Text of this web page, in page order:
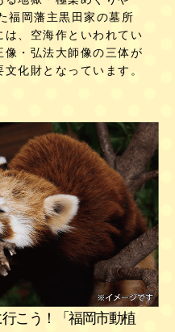
福岡藩主黒田家の墓所
は、空海作といわれてい
像・弘法大師像の三体が
化財となっています。
こう！「福岡市動植